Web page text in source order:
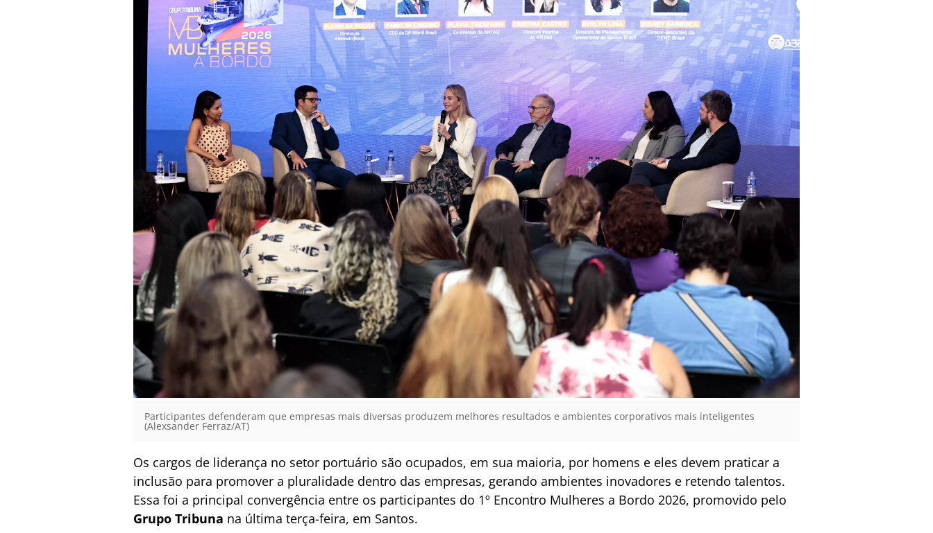
Participantes defenderam que empresas mais diversas produzem melhores resultados e ambientes corporativos mais inteligentes
(Alexsander Ferraz/AT)
Os cargos de liderança no setor portuário são ocupados, em sua maioria, por homens e eles devem praticar a
inclusão para promover a pluralidade dentro das empresas, gerando ambientes inovadores e retendo talentos.
Essa foi a principal convergência entre os participantes do 1º Encontro Mulheres a Bordo 2026, promovido pelo
Grupo Tribuna na última terça-feira, em Santos.